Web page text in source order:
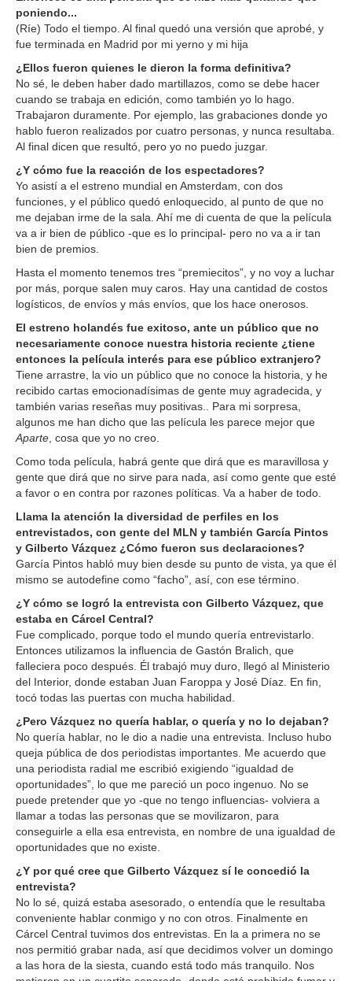
poniendo...
(Ríe) Todo el tiempo. Al final quedó una versión que aprobé, y
fue terminada en Madrid por mi yerno y mi hija
¿Ellos fueron quienes le dieron la forma definitiva?
No sé, le deben haber dado martillazos, como se debe hacer
cuando se trabaja en edición, como también yo lo hago.
Trabajaron duramente. Por ejemplo, las grabaciones donde yo
hablo fueron realizados por cuatro personas, y nunca resultaba.
Al final dicen que resultó, pero yo no puedo juzgar.
¿Y cómo fue la reacción de los espectadores?
Yo asistí a el estreno mundial en Amsterdam, con dos
funciones, y el público quedó enloquecido, al punto de que no
me dejaban irme de la sala. Ahí me di cuenta de que la película
va a ir bien de público -que es lo principal- pero no va a ir tan
bien de premios.
Hasta el momento tenemos tres “premiecitos”, y no voy a luchar
por más, porque salen muy caros. Hay una cantidad de costos
logísticos, de envíos y más envíos, que los hace onerosos.
El estreno holandés fue exitoso, ante un público que no
necesariamente conoce nuestra historia reciente ¿tiene
entonces la película interés para ese público extranjero?
Tiene arrastre, la vio un público que no conoce la historia, y he
recibido cartas emocionadísimas de gente muy agradecida, y
también varias reseñas muy positivas.. Para mi sorpresa,
algunos me han dicho que las película les parece mejor que
Aparte, cosa que yo no creo.
Como toda película, habrá gente que dirá que es maravillosa y
gente que dirá que no sirve para nada, así como gente que esté
a favor o en contra por razones políticas. Va a haber de todo.
Llama la atención la diversidad de perfiles en los
entrevistados, con gente del MLN y también García Pintos
y Gilberto Vázquez ¿Cómo fueron sus declaraciones?
García Pintos habló muy bien desde su punto de vista, ya que él
mismo se autodefine como “facho”, así, con ese término.
¿Y cómo se logró la entrevista con Gilberto Vázquez, que
estaba en Cárcel Central?
Fue complicado, porque todo el mundo quería entrevistarlo.
Entonces utilizamos la influencia de Gastón Bralich, que
falleciera poco después. Él trabajó muy duro, llegó al Ministerio
del Interior, donde estaban Juan Faroppa y José Díaz. En fin,
tocó todas las puertas con mucha habilidad.
¿Pero Vázquez no quería hablar, o quería y no lo dejaban?
No quería hablar, no le dio a nadie una entrevista. Incluso hubo
queja pública de dos periodistas importantes. Me acuerdo que
una periodista radial me escribió exigiendo “igualdad de
oportunidades”, lo que me pareció un poco ingenuo. No se
puede pretender que yo -que no tengo influencias- volviera a
llamar a todas las personas que se movilizaron, para
conseguirle a ella esa entrevista, en nombre de una igualdad de
oportunidades que no existe.
¿Y por qué cree que Gilberto Vázquez sí le concedió la
entrevista?
No lo sé, quizá estaba asesorado, o entendía que le resultaba
conveniente hablar conmigo y no con otros. Finalmente en
Cárcel Central tuvimos dos entrevistas. En la a primera no se
nos permitió grabar nada, así que decidimos volver un domingo
a las hora de la siesta, cuando está todo más tranquilo. Nos